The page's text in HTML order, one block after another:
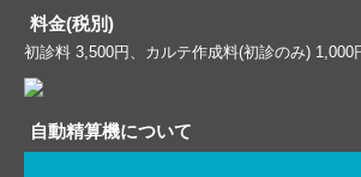
料金(税別)
初診料 3,500円、カルテ作成料(初診のみ) 1,000
自動精算機について